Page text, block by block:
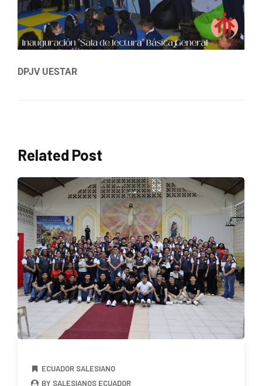
DPJV UESTAR
Related Post
ECUADOR SALESIANO
BY SALESIANOS ECUADOR